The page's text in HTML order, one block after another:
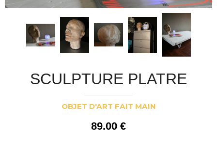
SCULPTURE PLATRE
OBJET D'ART FAIT MAIN
89.00 €